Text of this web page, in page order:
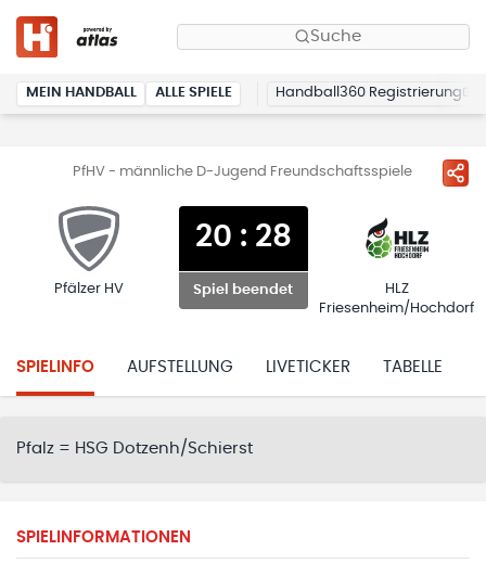
Suche
MEIN HANDBALL ALLE SPIELE Handball360 Registrierung
PfHV - männliche D-Jugend Freundschaftsspiele
Pfälzer HV
20 : 28
Spiel beendet
HLZ
Friesenheim/Hochdorf
SPIELINFO AUFSTELLUNG LIVETICKER TABELLE
Pfalz = HSG Dotzenh/Schierst
SPIELINFORMATIONEN